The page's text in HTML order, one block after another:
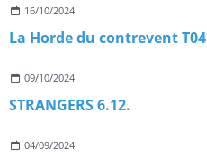
16/10/2024
La Horde du contrevent T04
09/10/2024
STRANGERS 6.12.
04/09/2024